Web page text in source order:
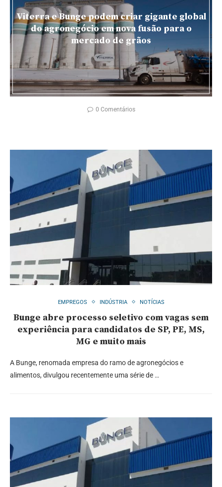
Viterra e Bunge podem criar gigante global
do agronegócio em nova fusão para o
mercado de grãos
0 Comentários
EMPREGOS INDÚSTRIA NOTÍCIAS
Bunge abre processo seletivo com vagas sem
experiência para candidatos de SP, PE, MS,
MG e muito mais
A Bunge, renomada empresa do ramo de agronegócios e
alimentos, divulgou recentemente uma série de …